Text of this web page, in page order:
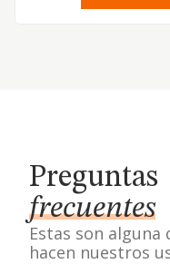
Preguntas
frecuentes
Estas son alguna
hacen nuestros